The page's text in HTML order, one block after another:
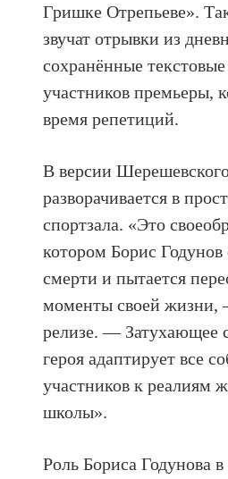
Гришке Отрепьеве».
звучат отрывки из
сохранённые
участников премьеры,
время репетиций.
В версии
разворачивается в
спортзала. «Это
котором Борис Годунов
смерти и пытается
моменты своей жизни,
релизе. — Затухающее
героя адаптирует все
участников к реалиям
школы».
Роль Бориса Годунова